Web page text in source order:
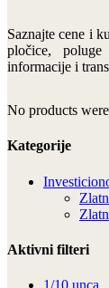
Saznajte cene i
pločice,
informacije i
No products
Kategorije
Aktivni filteri